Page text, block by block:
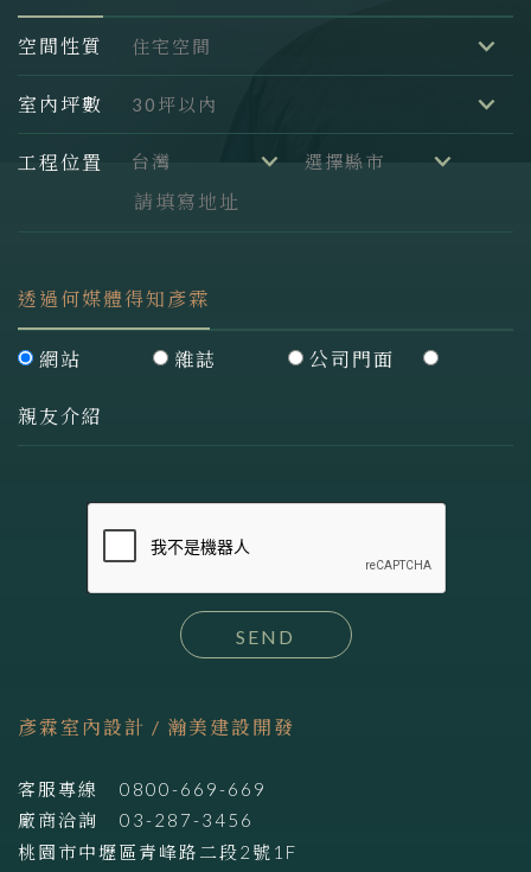
空間性質
室內坪數
工程位置
透過何媒體得知彥霖
網站 雜誌 公司門面
親友介紹
SEND
彥霖室內設計 / 瀚美建設開發
客服專線
0800-669-669
廠商洽詢
03-287-3456
桃園市中壢區青峰路二段2號1F